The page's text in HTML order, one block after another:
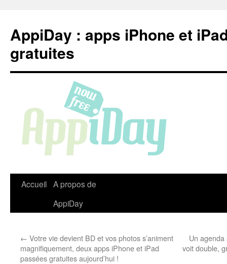
contenu
AppiDay : apps iPhone et
gratuites
Accueil A propos de
AppiDay
← Votre vie devient BD et vos photos s’animent
magnifiquement, deux apps iPhone et iPad
passées gratuites aujourd’hui !
Un
voit double,